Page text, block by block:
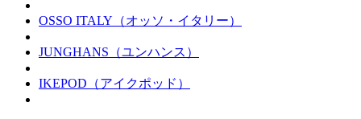
OSSO ITALY（オッソ・イタリー）
JUNGHANS（ユンハンス）
IKEPOD（アイクポッド）